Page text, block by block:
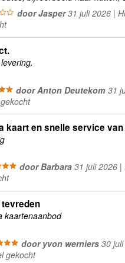
te plannen minder geschikt
door Jasper31 juli 2026 |
door Anton Deutekom31
kaart en snelle service
door Barbara31 juli 2026 |
tevreden
kaartenaanbod
door yvon werniers30 juli
gekocht